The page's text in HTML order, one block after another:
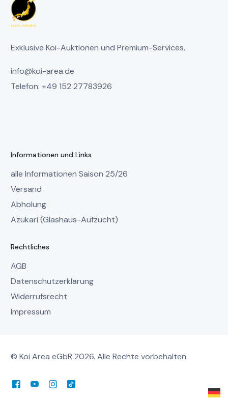
Exklusive Koi-Auktionen und Premium-Services.
info@koi-area.de
Telefon: +49 152 27783926
Informationen und Links
alle Informationen Saison 25/26
Versand
Abholung
Azukari (Glashaus-Aufzucht)
Rechtliches
AGB
Datenschutzerklärung
Widerrufsrecht
Impressum
© Koi Area eGbR 2026. Alle Rechte vorbehalten.